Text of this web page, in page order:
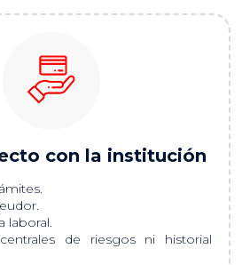
con la institución
laboral.
de riesgos ni historial